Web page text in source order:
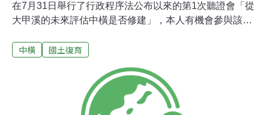
在7月31日舉行了行政程序法公布以來的第1次聽證會「從
大甲溪的未來評估中橫是否修建」，本人有機會參與該次
上谷關至德基段。很高興得知行政院游院長在聽取各方意
民而言，這是遲來的環境正義喜訊。當然在宣布暫不復建
中橫後，一定要從生態、生活、生產的「三生」面向搭配
相關措施，才能使中橫沿線居民不會有頓失所怙的疑慮，
中橫 國土復育